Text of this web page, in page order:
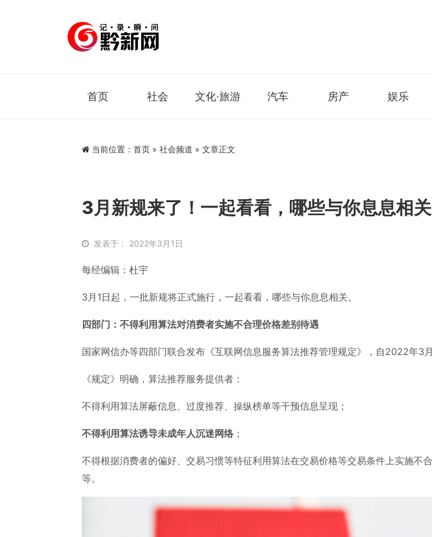
首页 社会 文化·旅游 汽车 房产 娱乐
当前位置： 首页 » 社会频道 » 文章正文
3月新规来了！一起看看，哪些与你息息相关
发表于： 2022年3月1日
每经编辑：杜宇
3月1日起，一批新规将正式施行，一起看看，哪些与你息息相关。
四部门：不得利用算法对消费者实施不合理价格差别待遇
国家网信办等四部门联合发布《互联网信息服务算法推荐管理规定》，自2022年3月
《规定》明确，算法推荐服务提供者：
不得利用算法屏蔽信息、过度推荐、操纵榜单等干预信息呈现；
不得利用算法诱导未成年人沉迷网络；
不得根据消费者的偏好、交易习惯等特征利用算法在交易价格等交易条件上实施不
等。